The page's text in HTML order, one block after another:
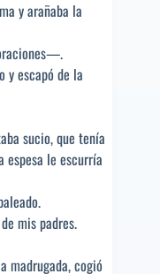
y arañaba la
y escapó de la
sucio, que tenía
espesa le escurría
mis padres.
madrugada, cogió